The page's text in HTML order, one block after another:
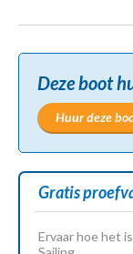
Deze boot
Huur deze
Gratis
Ervaar hoe het